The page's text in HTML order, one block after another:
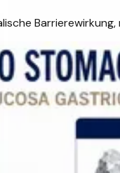
Barrierewirkung,